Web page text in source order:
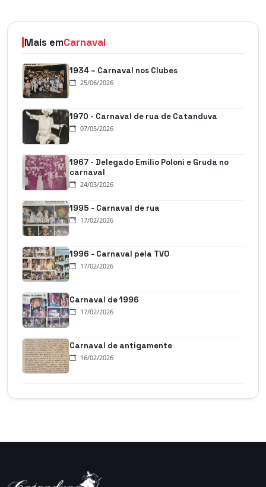
Mais emCarnaval
1934 – Carnaval nos Clubes
25/06/2026
1970 - Carnaval de rua de Catanduva
07/05/2026
1967 - Delegado Emílio Poloni e Gruda no
carnaval
24/03/2026
1995 - Carnaval de rua
17/02/2026
1996 - Carnaval pela TVO
17/02/2026
Carnaval de 1996
17/02/2026
Carnaval de antigamente
16/02/2026